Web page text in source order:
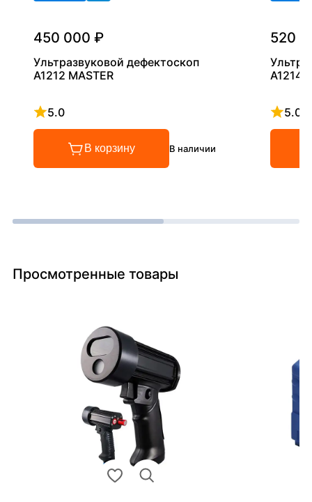
450 000 ₽
Ультразвуковой дефектоскоп
А1212 MASTER
5.0
Рейтинг 5 из 5
В корзину В наличии
520
A1214
5.0
Просмотренные товары